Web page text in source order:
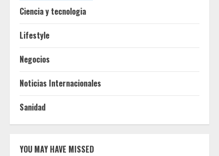
Ciencia y tecnologia
Lifestyle
Negocios
Noticias Internacionales
Sanidad
YOU MAY HAVE MISSED